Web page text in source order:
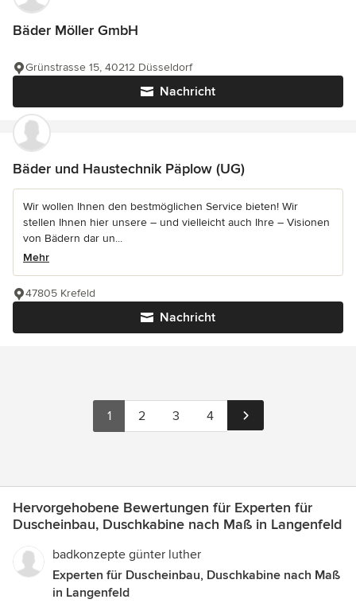
Bäder Möller GmbH
Nachricht
Grünstrasse 15, 40212 Düsseldorf
Bäder und Haustechnik Päplow (UG)
Wir wollen Ihnen den bestmöglichen Service bieten! Wir
stellen Ihnen hier unsere – und vielleicht auch Ihre – Visionen
von Bädern dar un...
Mehr
Nachricht
47805 Krefeld
1 2 3 4
Hervorgehobene Bewertungen für Experten für
Duscheinbau, Duschkabine nach Maß in Langenfeld
badkonzepte günter luther
Experten für Duscheinbau, Duschkabine nach Maß
in Langenfeld